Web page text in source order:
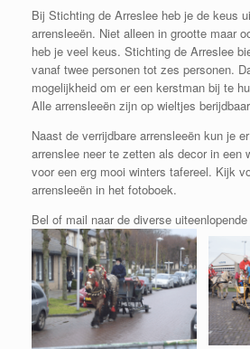
Bij Stichting de Arreslee heb je de keus
arrensleeën. Niet alleen in grootte maar
heb je veel keus. Stichting de Arreslee
vanaf twee personen tot zes personen.
mogelijkheid om er een kerstman bij te
Alle arrensleeën zijn op wieltjes
Naast de verrijdbare arrensleeën kun je
arrenslee neer te zetten als decor in een
voor een erg mooi winters tafereel. Kijk
arrensleeën in het fotoboek.
Bel of mail naar de diverse